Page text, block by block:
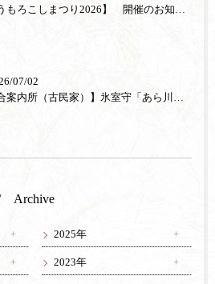
【とうもろこしまつり2026】 開催のお知らせ
07/02
【総合案内所（古民家）】氷室守「あら川の桃」が登場
Archive
2025年
2023年